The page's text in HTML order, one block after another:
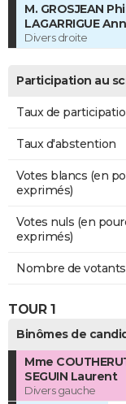
M. GROSJEAN
LAGARRIGUE
Divers droite
Participation au
Taux de
Taux d'abstention
Votes blancs (en
exprimés)
Votes nuls (en
exprimés)
Nombre de votants
TOUR 1
Binômes de
Mme
SEGUIN Laurent
Divers gauche